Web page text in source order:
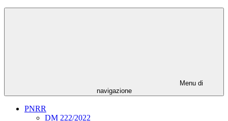
Menu di
navigazione
PNRR
DM 222/2022